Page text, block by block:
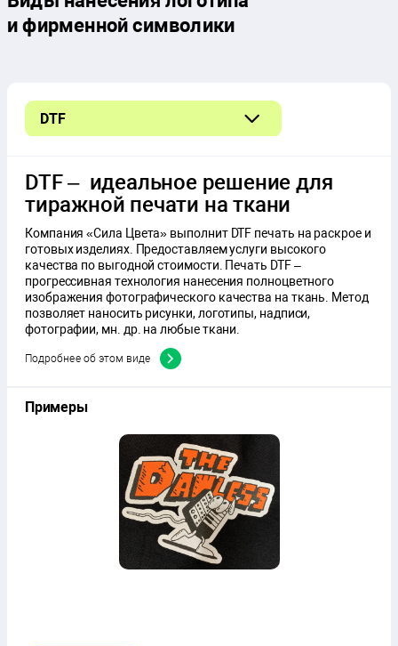
и фирменной символики
DTF
Сублимационная печать
Термотрансферная печать
DTF – идеальное решение для
тиражной печати на ткани
Компания «Сила Цвета» выполнит DTF печать на раскрое и
готовых изделиях. Предоставляем услуги высокого
качества по выгодной стоимости. Печать DTF –
прогрессивная технология нанесения полноцветного
изображения фотографического качества на ткань. Метод
позволяет наносить рисунки, логотипы, надписи,
фотографии, мн. др. на любые ткани.
Подробнее об этом виде
Примеры